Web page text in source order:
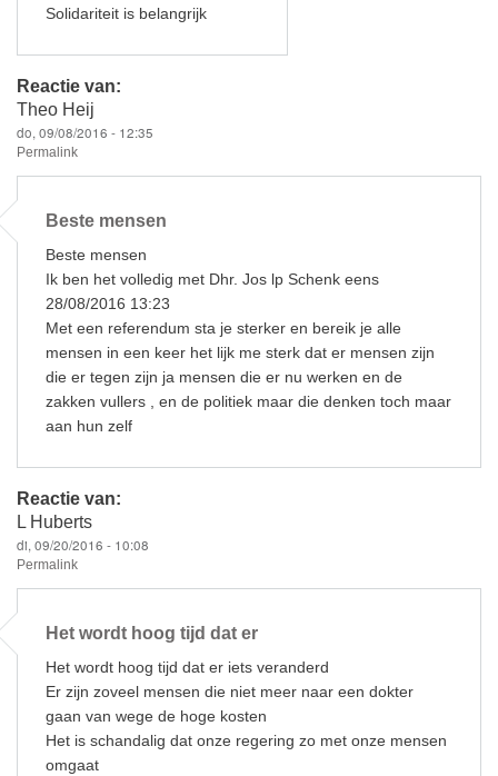
Solidariteit is belangrijk
Reactie van:
Theo Heij
do, 09/08/2016 - 12:35
Permalink
Beste mensen
Beste mensen
Ik ben het volledig met Dhr. Jos lp Schenk eens
28/08/2016 13:23
Met een referendum sta je sterker en bereik je alle
mensen in een keer het lijk me sterk dat er mensen zijn
die er tegen zijn ja mensen die er nu werken en de
zakken vullers , en de politiek maar die denken toch maar
aan hun zelf
Reactie van:
L Huberts
di, 09/20/2016 - 10:08
Permalink
Het wordt hoog tijd dat er
Het wordt hoog tijd dat er iets veranderd
Er zijn zoveel mensen die niet meer naar een dokter
gaan van wege de hoge kosten
Het is schandalig dat onze regering zo met onze mensen
omgaat